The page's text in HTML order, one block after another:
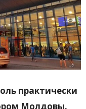
практически
Молдовы.